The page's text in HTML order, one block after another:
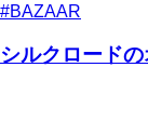
#BAZAAR
シルクロード